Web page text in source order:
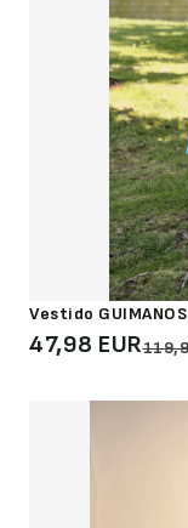
Vestido
47,98 EUR